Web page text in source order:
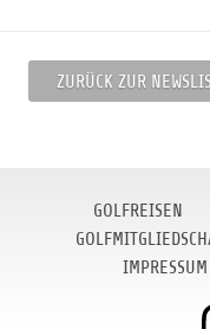
ZURÜCK ZUR
GOLFREISEN
IMPRESSUM